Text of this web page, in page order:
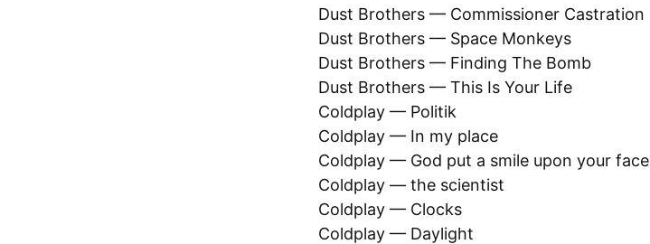
Dust Brothers — Commissioner Castration
Dust Brothers — Space Monkeys
Dust Brothers — Finding The Bomb
Dust Brothers — This Is Your Life
Coldplay — Politik
Coldplay — In my place
Coldplay — God put a smile upon your face
Coldplay — the scientist
Coldplay — Clocks
Coldplay — Daylight